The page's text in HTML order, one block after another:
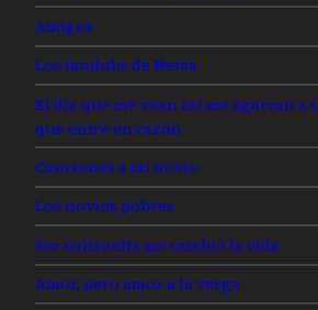
Amigos
Los fandubs de Netza
El día que me vean así me agarran a
que entre en razón
Canciones a mi novio
Los novios pobres
Ser culisuelta me cambió la vida
Amor, pero amor a la verga